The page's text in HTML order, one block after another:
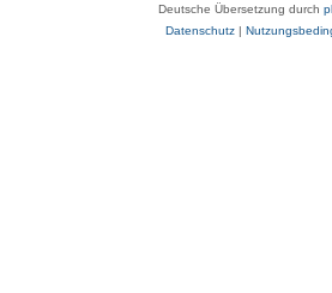
Deutsche Übersetzung durch
Datenschutz|